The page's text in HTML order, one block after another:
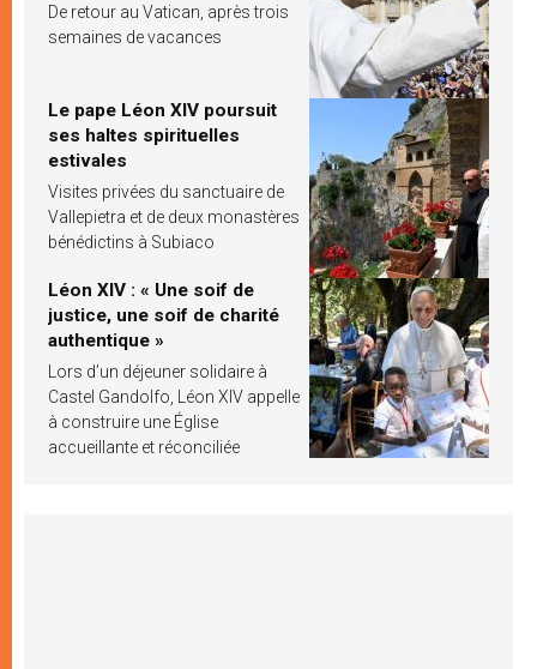
De retour au Vatican, après trois
semaines de vacances
Le pape Léon XIV poursuit
ses haltes spirituelles
estivales
Visites privées du sanctuaire de
Vallepietra et de deux monastères
bénédictins à Subiaco
Léon XIV : « Une soif de
justice, une soif de charité
authentique »
Lors d’un déjeuner solidaire à
Castel Gandolfo, Léon XIV appelle
à construire une Église
accueillante et réconciliée